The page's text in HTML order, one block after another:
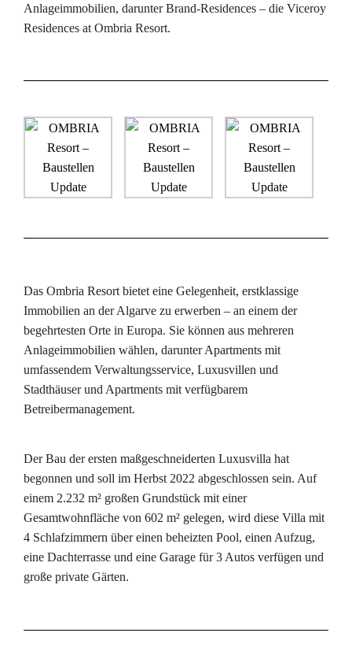
Anlageimmobilien, darunter Brand-Residences – die Viceroy
Residences at Ombria Resort.
Das Ombria Resort bietet eine Gelegenheit, erstklassige
Immobilien an der Algarve zu erwerben – an einem der
begehrtesten Orte in Europa. Sie können aus mehreren
Anlageimmobilien wählen, darunter Apartments mit
umfassendem Verwaltungsservice, Luxusvillen und
Stadthäuser und Apartments mit verfügbarem
Betreibermanagement.
Der Bau der ersten maßgeschneiderten Luxusvilla hat
begonnen und soll im Herbst 2022 abgeschlossen sein. Auf
einem 2.232 m² großen Grundstück mit einer
Gesamtwohnfläche von 602 m² gelegen, wird diese Villa mit
4 Schlafzimmern über einen beheizten Pool, einen Aufzug,
eine Dachterrasse und eine Garage für 3 Autos verfügen und
große private Gärten.